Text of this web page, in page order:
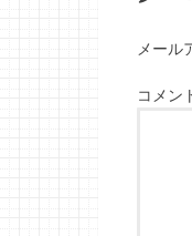
メール
コメン